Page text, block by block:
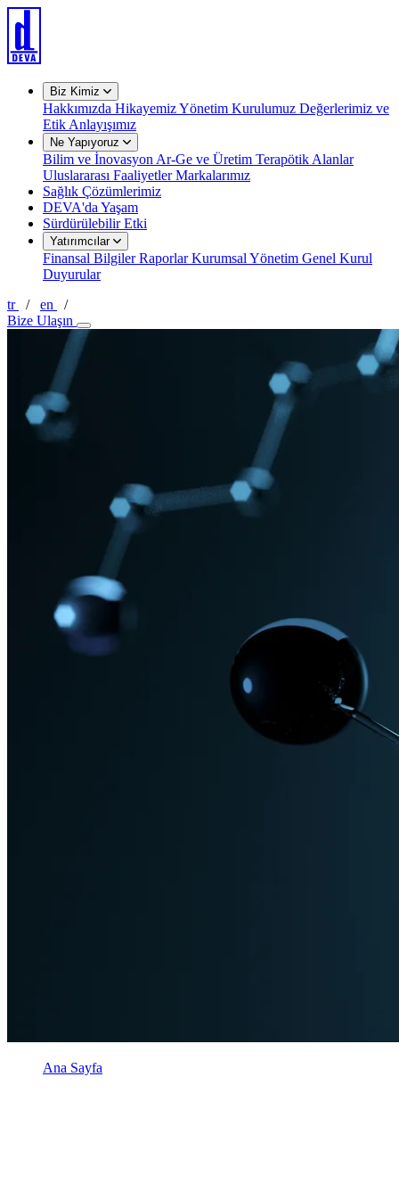
Biz Kimiz
Hakkımızda HikayemizYönetim Kurulumuz Değerlerimiz ve
Etik Anlayışımız
Ne Yapıyoruz
Bilim ve İnovasyon Ar-Ge ve Üretim Terapötik Alanlar
Uluslararası FaaliyetlerMarkalarımız
Sağlık Çözümlerimiz
DEVA'da Yaşam
Sürdürülebilir Etki
Yatırımcılar
Finansal BilgilerRaporlarKurumsal Yönetim Genel Kurul
Duyurular
tr
/ en
/
Bize Ulaşın
Ana Sayfa